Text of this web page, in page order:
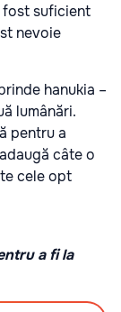
fost suficient
nevoie
hanukia –
lumânări.
pentru a
câte o
cele opt
a fi la